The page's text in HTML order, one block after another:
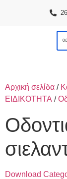
Αρχική σελίδα /
ΕΙΔΙΚΟΤΗΤΑ /
Download